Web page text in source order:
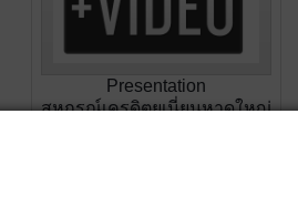
Presentation
สหกรณ์เครดิตยูเนี่ยนหาดใหญ่